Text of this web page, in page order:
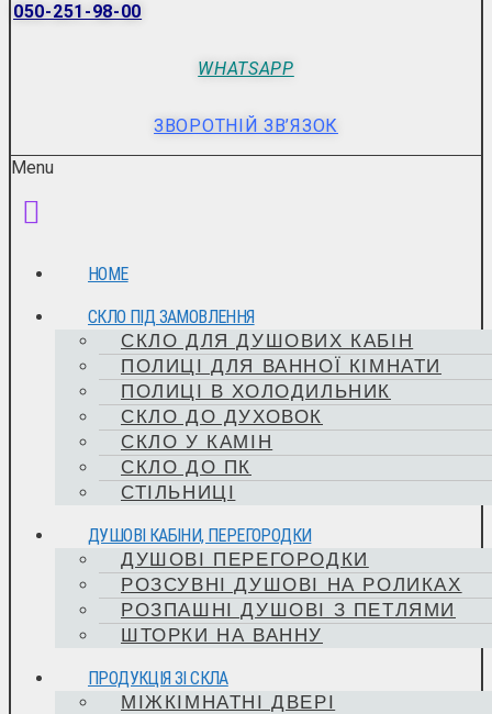
050-251-98-00
WHATSAPP
ЗВОРОТНІЙ ЗВ’ЯЗОК
Menu
HOME
СКЛО ПІД ЗАМОВЛЕННЯ
СКЛО ДЛЯ ДУШОВИХ КАБІН
ПОЛИЦІ ДЛЯ ВАННОЇ КІМНАТИ
ПОЛИЦІ В ХОЛОДИЛЬНИК
СКЛО ДО ДУХОВОК
СКЛО У КАМІН
СКЛО ДО ПК
СТІЛЬНИЦІ
ДУШОВІ КАБІНИ, ПЕРЕГОРОДКИ
ДУШОВІ ПЕРЕГОРОДКИ
РОЗСУВНІ ДУШОВІ НА РОЛИКАХ
РОЗПАШНІ ДУШОВІ З ПЕТЛЯМИ
ШТОРКИ НА ВАННУ
ПРОДУКЦІЯ ЗІ СКЛА
МІЖКІМНАТНІ ДВЕРІ